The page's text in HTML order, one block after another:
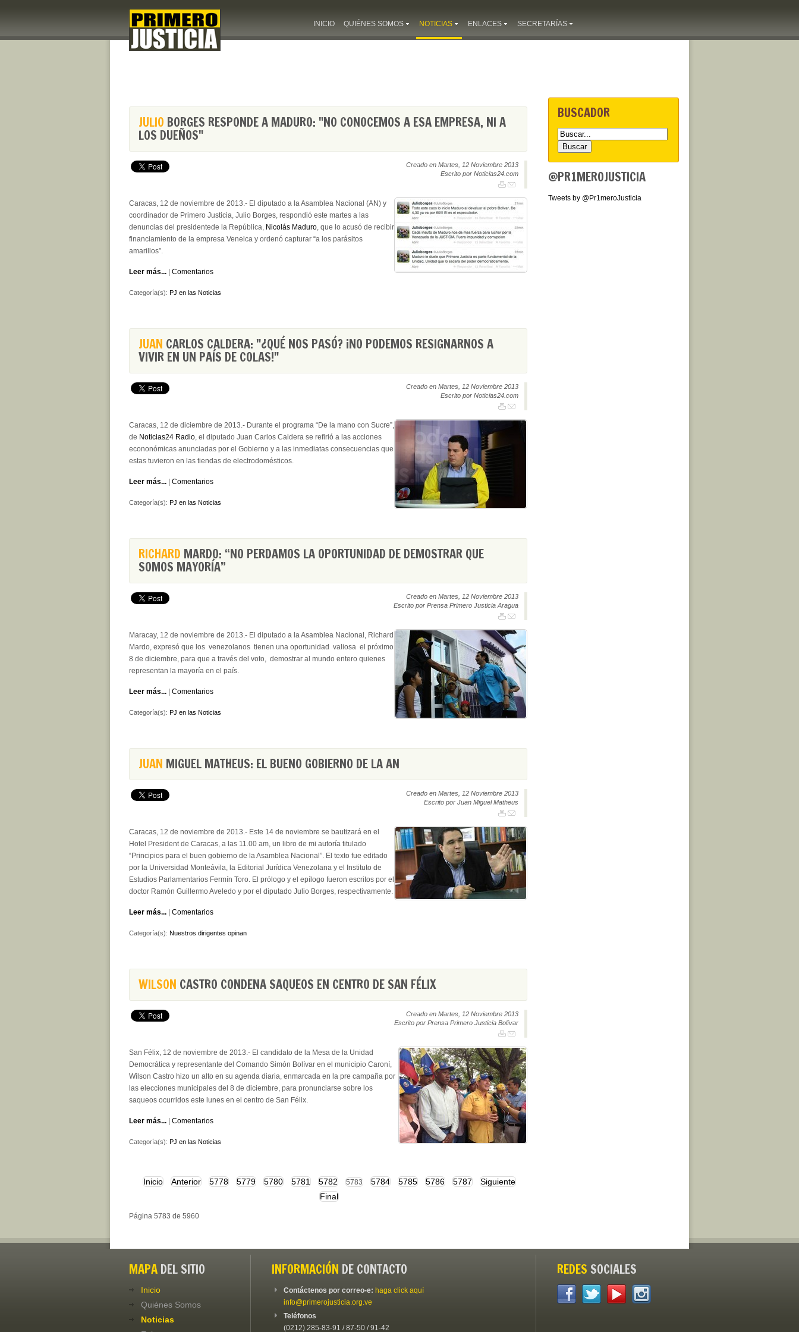
INICIO QUIÉNES SOMOS NOTICIAS ENLACES SECRETARÍAS
JULIO BORGES RESPONDE A MADURO: "NO CONOCEMOS A ESA EMPRESA, NI A
LOS DUEÑOS"
Creado en Martes, 12 Noviembre 2013
Escrito por Noticias24.com
Caracas, 12 de noviembre de 2013.- El diputado a la Asamblea Nacional (AN) y
coordinador de Primero Justicia, Julio Borges, respondió este martes a las
denuncias del presidentede la República, Nicolás Maduro, que lo acusó de recibir
financiamiento de la empresa Venelca y ordenó capturar “a los parásitos
amarillos”.
Leer más... Comentarios
Categoría(s): PJ en las Noticias
JUAN CARLOS CALDERA: "¿QUÉ NOS PASÓ? ¡NO PODEMOS RESIGNARNOS A
VIVIR EN UN PAÍS DE COLAS!"
Creado en Martes, 12 Noviembre 2013
Escrito por Noticias24.com
Caracas, 12 de diciembre de 2013.- Durante el programa “De la mano con Sucre”,
de Noticias24 Radio, el diputado Juan Carlos Caldera se refirió a las acciones
econonómicas anunciadas por el Gobierno y a las inmediatas consecuencias que
estas tuvieron en las tiendas de electrodomésticos.
Leer más... Comentarios
Categoría(s): PJ en las Noticias
RICHARD MARDO: “NO PERDAMOS LA OPORTUNIDAD DE DEMOSTRAR QUE
SOMOS MAYORÍA”
Creado en Martes, 12 Noviembre 2013
Escrito por Prensa Primero Justicia Aragua
Maracay, 12 de noviembre de 2013.- El diputado a la Asamblea Nacional, Richard
Mardo, expresó que los venezolanos tienen una oportunidad valiosa el próximo
8 de diciembre, para que a través del voto, demostrar al mundo entero quienes
representan la mayoría en el país.
Leer más... Comentarios
Categoría(s): PJ en las Noticias
JUAN MIGUEL MATHEUS: EL BUENO GOBIERNO DE LA AN
Creado en Martes, 12 Noviembre 2013
Escrito por Juan Miguel Matheus
Caracas, 12 de noviembre de 2013.- Este 14 de noviembre se bautizará en el
Hotel President de Caracas, a las 11.00 am, un libro de mi autoría titulado
“Principios para el buen gobierno de la Asamblea Nacional”. El texto fue editado
por la Universidad Monteávila, la Editorial Jurídica Venezolana y el Instituto de
Estudios Parlamentarios Fermín Toro. El prólogo y el epílogo fueron escritos por el
doctor Ramón Guillermo Aveledo y por el diputado Julio Borges, respectivamente.
Leer más... Comentarios
Categoría(s): Nuestros dirigentes opinan
WILSON CASTRO CONDENA SAQUEOS EN CENTRO DE SAN FÉLIX
Creado en Martes, 12 Noviembre 2013
Escrito por Prensa Primero Justicia Bolívar
San Félix, 12 de noviembre de 2013.- El candidato de la Mesa de la Unidad
Democrática y representante del Comando Simón Bolívar en el municipio Caroní,
Wilson Castro hizo un alto en su agenda diaria, enmarcada en la pre campaña por
las elecciones municipales del 8 de diciembre, para pronunciarse sobre los
saqueos ocurridos este lunes en el centro de San Félix.
Leer más... Comentarios
Categoría(s): PJ en las Noticias
Inicio Anterior 5778 5779 5780 5781 5782 5783 5784 5785 5786 5787
Siguiente
Final
Página 5783 de 5960
BUSCADOR
@PR1MEROJUSTICIA
Tweets by @Pr1meroJusticia
MAPA DEL SITIO
Inicio
Quiénes Somos
Noticias
INFORMACIÓN DE CONTACTO
Contáctenos por correo-e: haga click aquí
info@primerojusticia.org.ve
Teléfonos
(0212) 285-83-91 / 87-50 / 91-42
REDES SOCIALES